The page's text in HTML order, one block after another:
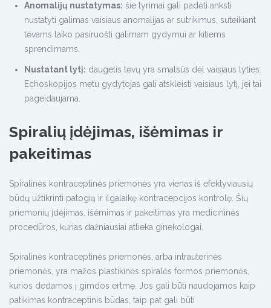
Anomalijų nustatymas: šie tyrimai gali padėti anksti
nustatyti galimas vaisiaus anomalijas ar sutrikimus, suteikiant
tėvams laiko pasiruošti galimam gydymui ar kitiems
sprendimams.
Nustatant lytį: daugelis tėvų yra smalsūs dėl vaisiaus lyties.
Echoskopijos metu gydytojas gali atskleisti vaisiaus lytį, jei tai
pageidaujama.
Spiralių įdėjimas, išėmimas ir
pakeitimas
Spiralinės kontraceptinės priemonės yra vienas iš efektyviausių
būdų užtikrinti patogią ir ilgalaikę kontracepcijos kontrolę. Šių
priemonių įdėjimas, išėmimas ir pakeitimas yra medicininės
procedūros, kurias dažniausiai atlieka ginekologai.
Spiralinės kontraceptinės priemonės, arba intrauterinės
priemonės, yra mažos plastikinės spiralės formos priemonės,
kurios dedamos į gimdos ertmę. Jos gali būti naudojamos kaip
patikimas kontraceptinis būdas, taip pat gali būti